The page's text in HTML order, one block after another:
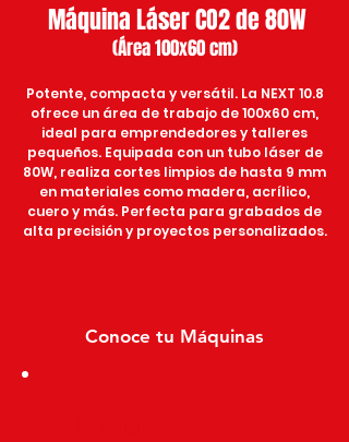
Máquina Láser CO2 de 80W
(Área 100x60 cm)
Potente, compacta y versátil. La NEXT 10.8
ofrece un área de trabajo de 100x60 cm,
ideal para emprendedores y talleres
pequeños. Equipada con un tubo láser de
80W, realiza cortes limpios de hasta 9 mm
en materiales como madera, acrílico,
cuero y más. Perfecta para grabados de
alta precisión y proyectos personalizados.
Conoce tu Máquinas